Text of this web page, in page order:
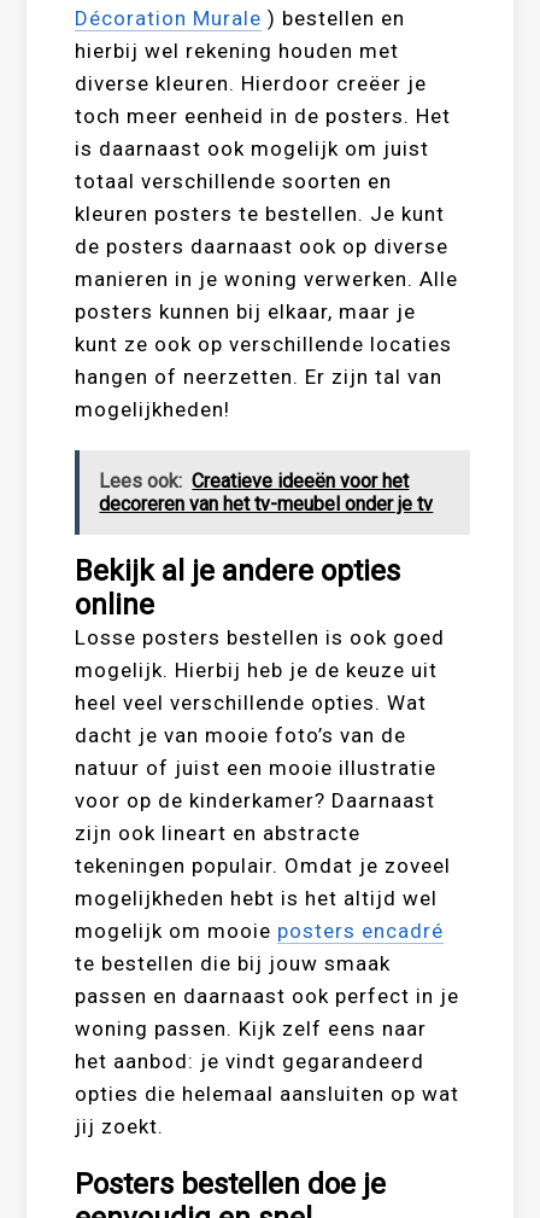
Décoration Murale ) bestellen en
hierbij wel rekening houden met
diverse kleuren. Hierdoor creëer je
toch meer eenheid in de posters. Het
is daarnaast ook mogelijk om juist
totaal verschillende soorten en
kleuren posters te bestellen. Je kunt
de posters daarnaast ook op diverse
manieren in je woning verwerken. Alle
posters kunnen bij elkaar, maar je
kunt ze ook op verschillende locaties
hangen of neerzetten. Er zijn tal van
mogelijkheden!
Lees ook: Creatieve ideeën voor het
decoreren van het tv-meubel onder je tv
Bekijk al je andere opties
online
Losse posters bestellen is ook goed
mogelijk. Hierbij heb je de keuze uit
heel veel verschillende opties. Wat
dacht je van mooie foto’s van de
natuur of juist een mooie illustratie
voor op de kinderkamer? Daarnaast
zijn ook lineart en abstracte
tekeningen populair. Omdat je zoveel
mogelijkheden hebt is het altijd wel
mogelijk om mooie posters encadré
te bestellen die bij jouw smaak
passen en daarnaast ook perfect in je
woning passen. Kijk zelf eens naar
het aanbod: je vindt gegarandeerd
opties die helemaal aansluiten op wat
jij zoekt.
Posters bestellen doe je